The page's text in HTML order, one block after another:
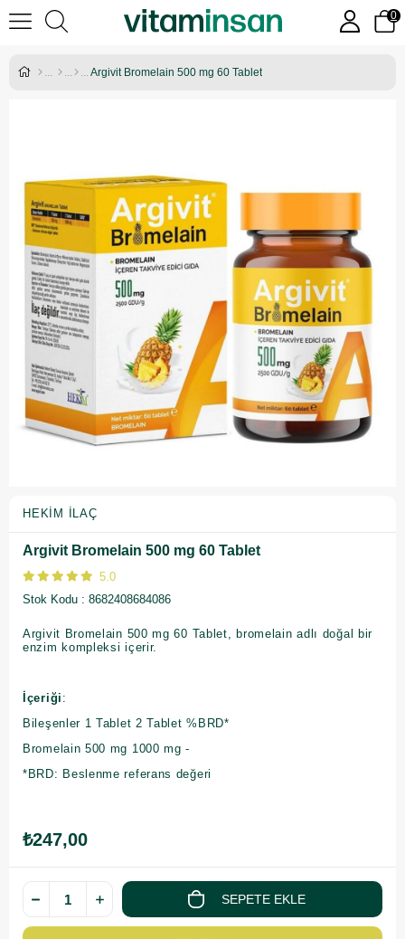
0
Argivit Bromelain 500 mg 60 Tablet
HEKIM İLAÇ
Argivit Bromelain 500 mg 60 Tablet
5.0
Stok Kodu
8682408684086
Argivit Bromelain 500 mg 60 Tablet, bromelain adlı doğal bir
enzim kompleksi içerir.
İçeriği :
Bileşenler 1 Tablet 2 Tablet %BRD*
Bromelain 500 mg 1000 mg -
*BRD: Beslenme referans değeri
₺247,00